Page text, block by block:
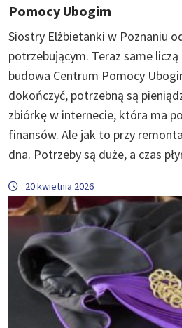
Pomocy Ubogim
Siostry Elżbietanki w Poznaniu
potrzebującym. Teraz same
budowa Centrum Pomocy
dokończyć, potrzebną są
zbiórkę w internecie, która ma
finansów. Ale jak to przy
dna. Potrzeby są duże, a czas
20 kwietnia 2026